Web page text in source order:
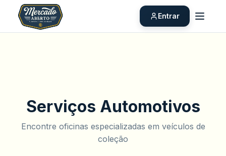
Entrar
Serviços Automotivos
Encontre oficinas especializadas em veículos de
coleção